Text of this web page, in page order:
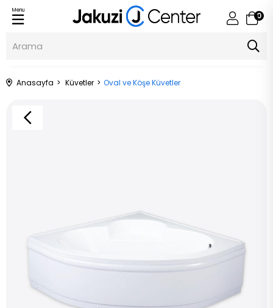
0
Menu
Anasayfa Küvetler Oval ve Köşe Küvetler